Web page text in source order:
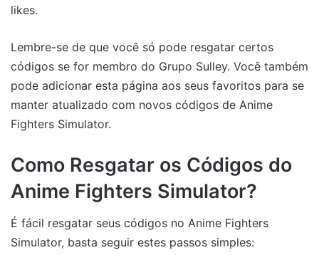
likes.
Lembre-se de que você só pode resgatar certos
códigos se for membro do Grupo Sulley. Você também
pode adicionar esta página aos seus favoritos para se
manter atualizado com novos códigos de Anime
Fighters Simulator.
Como Resgatar os Códigos do
Anime Fighters Simulator?
É fácil resgatar seus códigos no Anime Fighters
Simulator, basta seguir estes passos simples: